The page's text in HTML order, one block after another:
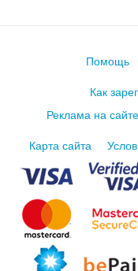
Помощь
Как
Реклама на сайте
Карта сайта